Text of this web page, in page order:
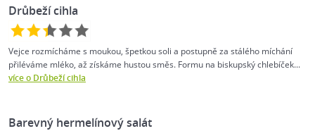
Drůbeží cihla
Vejce rozmícháme s moukou, špetkou soli a postupně za stálého míchání
přiléváme mléko, až získáme hustou směs. Formu na biskupský chlebíček...
více o Drůbeží cihla
Barevný hermelínový salát